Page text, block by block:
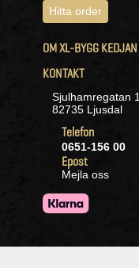
Hitta order
OM XL-BYGG KEDJAN
KONTAKT
Sjulhamregatan 1
82735 Ljusdal
Telefon
0651-156 00
Epost
Mejla oss